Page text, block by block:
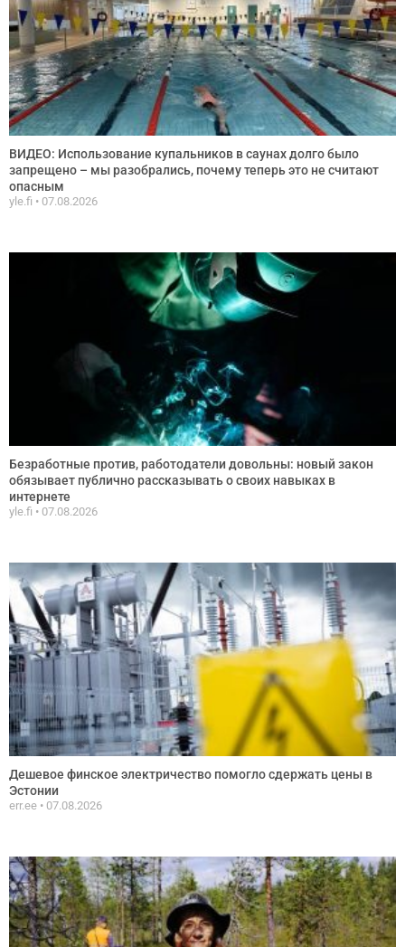
ВИДЕО: Использование купальников в саунах долго было
запрещено – мы разобрались, почему теперь это не считают
опасным
yle.fi 07.08.2026
Безработные против, работодатели довольны: новый закон
обязывает публично рассказывать о своих навыках в
интернете
yle.fi 07.08.2026
Дешевое финское электричество помогло сдержать цены в
Эстонии
err.ee 07.08.2026